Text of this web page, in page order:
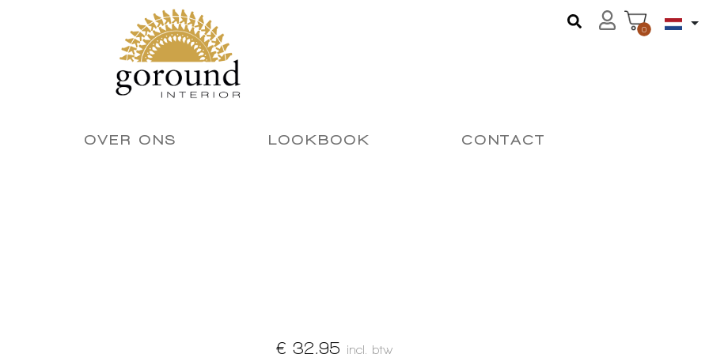
0
OVER ONS LOOKBOOK CONTACT
€ 32,95 incl. btw